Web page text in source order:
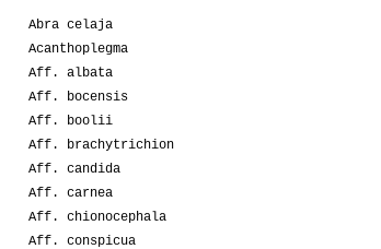
Abra celaja
Acanthoplegma
Aff. albata
Aff. bocensis
Aff. boolii
Aff. brachytrichion
Aff. candida
Aff. carnea
Aff. chionocephala
Aff. conspicua